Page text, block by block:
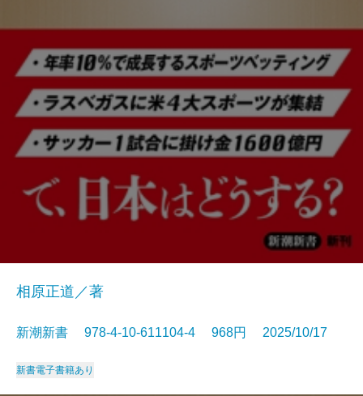
相原正道／著
新潮新書 978-4-10-611104-4 968円 2025/10/17
新書電子書籍あり